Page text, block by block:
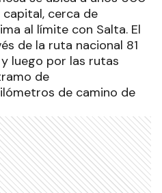
cerca de
al límite con Salta. El
de la ruta nacional 81
luego por las rutas
de
de camino de